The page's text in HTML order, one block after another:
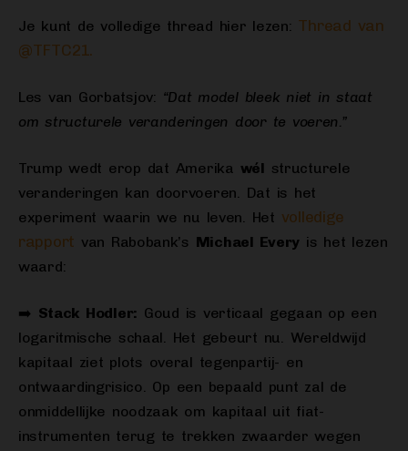
Je kunt de volledige thread hier lezen: Thread van
@TFTC21.
Les van Gorbatsjov: “Dat model bleek niet in staat
om structurele veranderingen door te voeren.”
Trump wedt erop dat Amerika wél structurele
veranderingen kan doorvoeren. Dat is het
experiment waarin we nu leven. Het volledige
rapport van Rabobank’s Michael Every is het lezen
waard:
➡️ Stack Hodler: Goud is verticaal gegaan op een
logaritmische schaal. Het gebeurt nu. Wereldwijd
kapitaal ziet plots overal tegenpartij- en
ontwaardingrisico. Op een bepaald punt zal de
onmiddellijke noodzaak om kapitaal uit fiat-
instrumenten terug te trekken zwaarder wegen